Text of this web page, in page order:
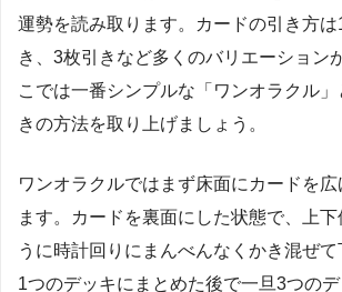
運勢を読み取ります。カードの引き方は
き、3枚引きなど多くのバリエーション
こでは一番シンプルな「ワンオラクル」
きの方法を取り上げましょう。
ワンオラクルではまず床面にカードを
ます。カードを裏面にした状態で、上
うに時計回りにまんべんなくかき混ぜ
1つのデッキにまとめた後で一旦3つの